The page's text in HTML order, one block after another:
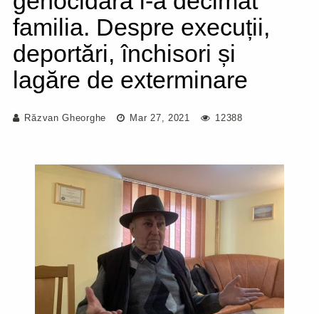
familia. Despre execuții,
deportări, închisori și
lagăre de exterminare
Răzvan Gheorghe Mar 27, 2021 12388